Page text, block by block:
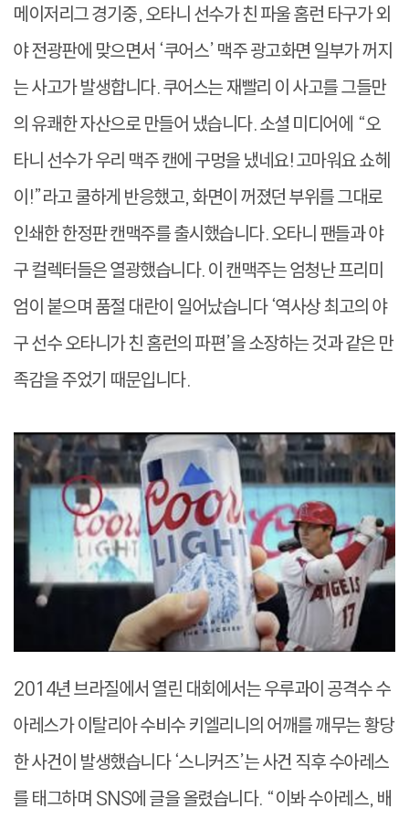
메이저리그 경기중, 오타니 선수가 친 파울 홈런 타구가 외
야 전광판에 맞으면서 ‘쿠어스’ 맥주 광고화면 일부가 꺼지
는 사고가 발생합니다. 쿠어스는 재빨리 이 사고를 그들만
의 유쾌한 자산으로 만들어 냈습니다. 소셜 미디어에 “오
타니 선수가 우리 맥주 캔에 구멍을 냈네요! 고마워요 쇼헤
이!”라고 쿨하게 반응했고, 화면이 꺼졌던 부위를 그대로
인쇄한 한정판 캔맥주를 출시했습니다. 오타니 팬들과 야
구 컬렉터들은 열광했습니다. 이 캔맥주는 엄청난 프리미
엄이 붙으며 품절 대란이 일어났습니다 ‘역사상 최고의 야
구 선수 오타니가 친 홈런의 파편’을 소장하는 것과 같은 만
족감을 주었기 때문입니다.
2014년 브라질에서 열린 대회에서는 우루과이 공격수 수
아레스가 이탈리아 수비수 키엘리니의 어깨를 깨무는 황당
한 사건이 발생했습니다 ‘스니커즈’는 사건 직후 수아레스
를 태그하며 SNS에 글을 올렸습니다. “이봐 수아레스, 배